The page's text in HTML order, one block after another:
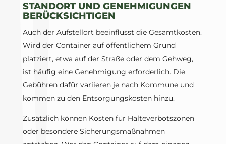
STANDORT UND GENEHMIGUNGEN
BERÜCKSICHTIGEN
Auch der Aufstellort beeinflusst die Gesamtkosten.
Wird der Container auf öffentlichem Grund
platziert, etwa auf der Straße oder dem Gehweg,
ist häufig eine Genehmigung erforderlich. Die
Gebühren dafür variieren je nach Kommune und
kommen zu den Entsorgungskosten hinzu.
Zusätzlich können Kosten für Halteverbotszonen
oder besondere Sicherungsmaßnahmen